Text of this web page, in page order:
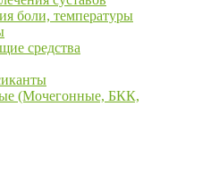
боли, температуры
средства
(Мочегонные, БКК,